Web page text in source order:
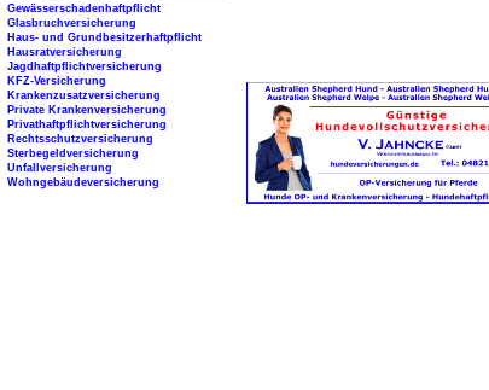
Gewässerschadenhaftpflicht
Glasbruchversicherung
Haus- und Grundbesitzerhaftpflicht
Hausratversicherung
Jagdhaftpflichtversicherung
KFZ-Versicherung
Krankenzusatzversicherung
Private Krankenversicherung
Privathaftpflichtversicherung
Rechtsschutzversicherung
Sterbegeldversicherung
Unfallversicherung
Wohngebäudeversicherung